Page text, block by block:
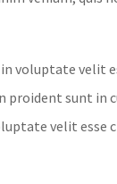
voluptate velit
proident sunt in
velit esse